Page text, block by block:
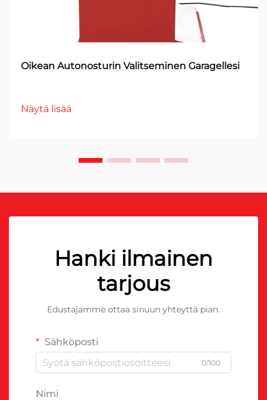
Oikean Autonosturin Valitseminen Garagellesi
Näytä lisää
Hanki ilmainen
tarjous
Edustajamme ottaa sinuun yhteyttä pian.
Sähköposti
0/100
Nimi